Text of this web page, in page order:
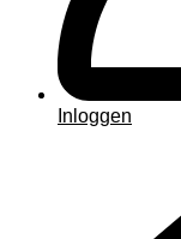
Inloggen